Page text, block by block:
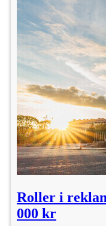
Roller i
000 kr